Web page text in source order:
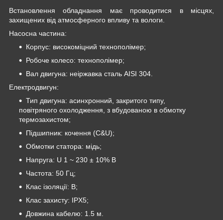
Встановлення обладнання має проводитися в місцях,
захищених від атмосферного впливу та вологи.
Насосна частина:
Корпус: високоміцний технополімер;
Робоче колесо: технополімер;
Вал двигуна: неіржавка сталь AISI 304.
Електродвигун:
Тип двигуна: асинхронний, закритого типу,
повітряного охолодження, з вбудованою в обмотку
термозахистом;
Підшипник: кочення (C&U);
Обмотки статора: мідь;
Напруга: U 1 ~ 230 ± 10% В
Частота: 50 Гц;
Клас ізоляції: B;
Клас захисту: IPX5;
Довжина кабелю: 1.5 м.